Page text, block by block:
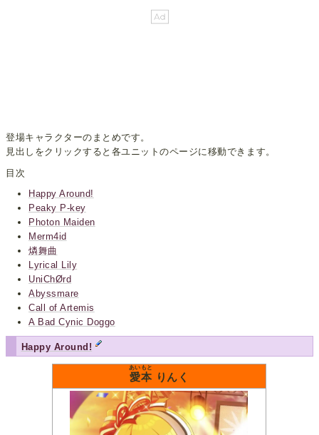
登場キャラクターのまとめです。
見出しをクリックすると各ユニットのページに移動できます。
目次
Happy Around!
Peaky P-key
Photon Maiden
Merm4id
燐舞曲
Lyrical Lily
UniChØrd
Abyssmare
Call of Artemis
A Bad Cynic Doggo
Happy Around!
愛本
あいもと
りんく